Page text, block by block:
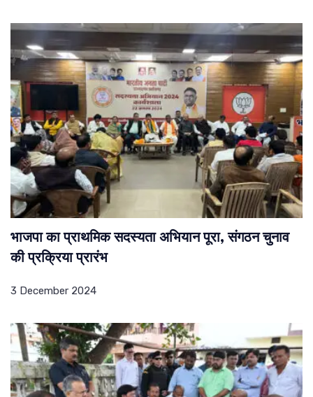
भाजपा का प्राथमिक सदस्यता अभियान पूरा, संगठन चुनाव
की प्रक्रिया प्रारंभ
3 December 2024